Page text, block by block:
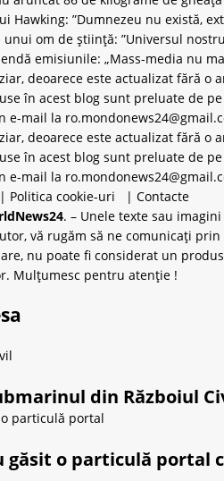
Hawking: ”Dumnezeu nu există,
om de știință: ”Universul
emisiunile: „Mass-media nu
deoarece este actualizat fără
în acest blog sunt preluate de
e-mail la
deoarece este actualizat fără
în acest blog sunt preluate de
e-mail la
| Politica cookie-uri | Contacte
. – Unele texte sau
vă rugăm să ne comunicați prin
nu poate fi considerat un
Mulțumesc pentru atenție !
din Războiul
găsit o particulă portal